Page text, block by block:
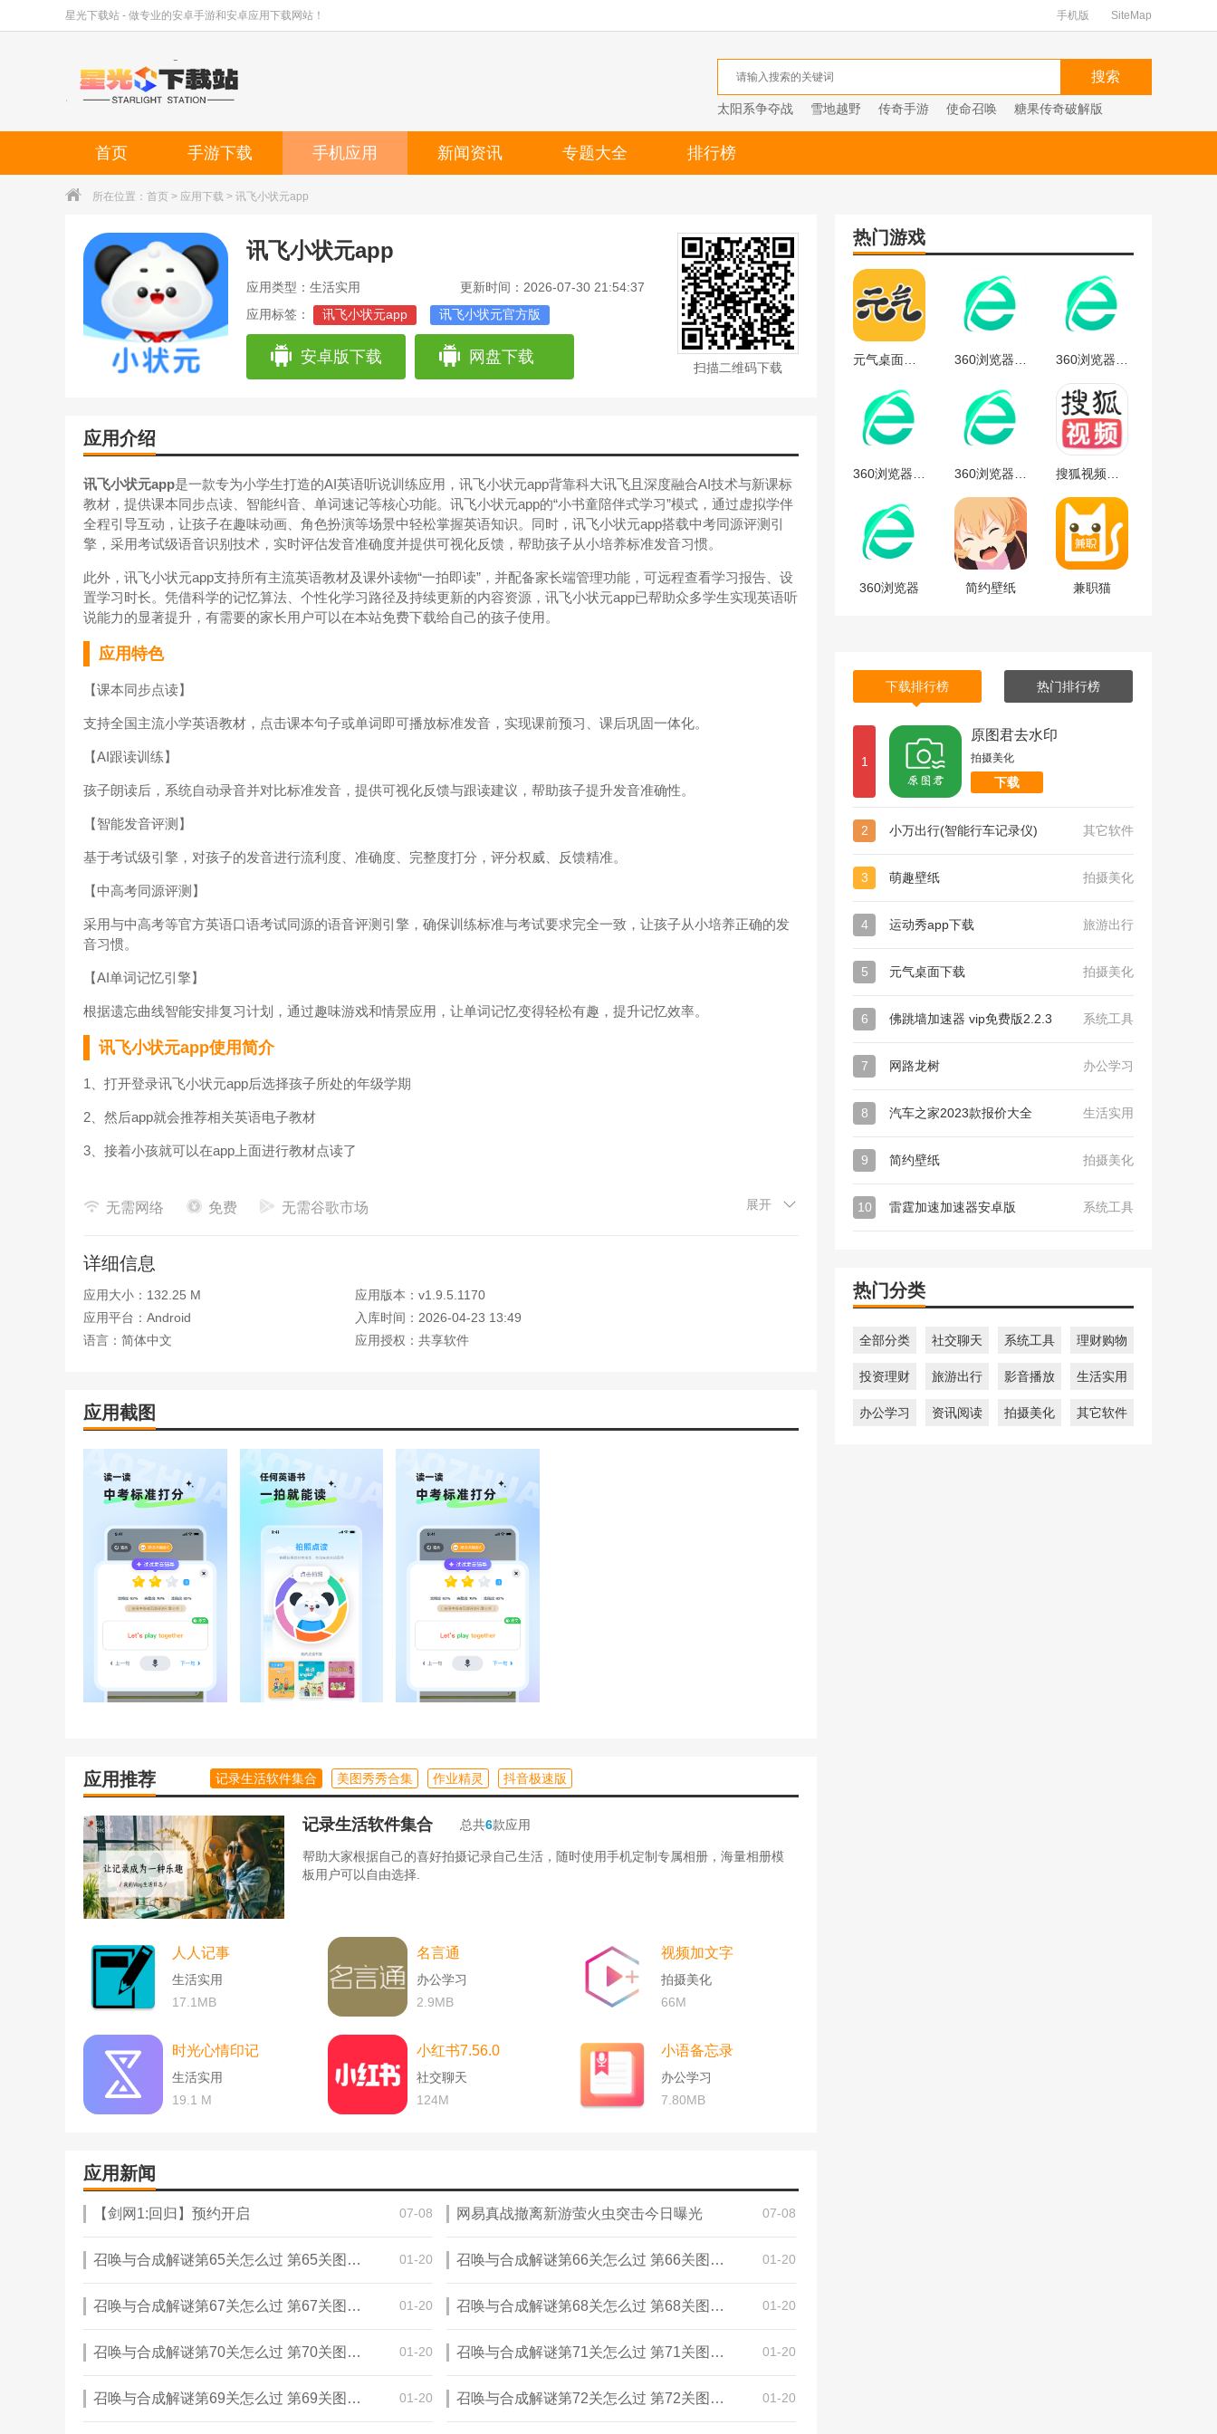
星光下载站 - 做专业的安卓手游和安卓应用下载网站！ 手机版 SiteMap
太阳系争夺战 雪地越野 传奇手游 使命召唤 糖果传奇破解版
首页 手游下载 手机应用 新闻资讯 专题大全 排行榜
所在位置： 首页 > 应用下载 > 讯飞小状元app
讯飞小状元app
应用类型：生活实用
更新时间：2026-07-30 21:54:37
应用标签：
讯飞小状元app 讯飞小状元官方版
安卓版下载 网盘下载
扫描二维码下载
应用介绍
讯飞小状元app是一款专为小学生打造的AI英语听说训练应用，讯飞小状元app背靠科大讯飞且深度融合AI技术与新课标
教材，提供课本同步点读、智能纠音、单词速记等核心功能。讯飞小状元app的“小书童陪伴式学习”模式，通过虚拟学伴
全程引导互动，让孩子在趣味动画、角色扮演等场景中轻松掌握英语知识。同时，讯飞小状元app搭载中考同源评测引
擎，采用考试级语音识别技术，实时评估发音准确度并提供可视化反馈，帮助孩子从小培养标准发音习惯。
此外，讯飞小状元app支持所有主流英语教材及课外读物“一拍即读”，并配备家长端管理功能，可远程查看学习报告、设
置学习时长。凭借科学的记忆算法、个性化学习路径及持续更新的内容资源，讯飞小状元app已帮助众多学生实现英语听
说能力的显著提升，有需要的家长用户可以在本站免费下载给自己的孩子使用。
应用特色
【课本同步点读】
支持全国主流小学英语教材，点击课本句子或单词即可播放标准发音，实现课前预习、课后巩固一体化。
【AI跟读训练】
孩子朗读后，系统自动录音并对比标准发音，提供可视化反馈与跟读建议，帮助孩子提升发音准确性。
【智能发音评测】
基于考试级引擎，对孩子的发音进行流利度、准确度、完整度打分，评分权威、反馈精准。
【中高考同源评测】
采用与中高考等官方英语口语考试同源的语音评测引擎，确保训练标准与考试要求完全一致，让孩子从小培养正确的发
音习惯。
【AI单词记忆引擎】
根据遗忘曲线智能安排复习计划，通过趣味游戏和情景应用，让单词记忆变得轻松有趣，提升记忆效率。
讯飞小状元app使用简介
1、打开登录讯飞小状元app后选择孩子所处的年级学期
2、然后app就会推荐相关英语电子教材
3、接着小孩就可以在app上面进行教材点读了
在超市、学校、家庭等真实场景中进行角色对话练习，提升孩子的实际交流能力。
2、绘本阅读与配音：
提供丰富的英语绘本图书资源，孩子可以为动画视频自主配音，创作出属于自己的专属作品，提升英语口语表达能力。
4、家长端管理功能：
5、离线学习模式：
无需担心网络问题，随时随地都能学习，满足孩子在不同场景下的学习需求。
更新日志
v1.9.5.1170版本
重磅上线平板专属版本！
大屏完美适配，界面更清晰，操作更流畅点读、跟读、背词全屏沉浸学手机平板数据互通，学习更高效立即更新体验大
屏学习新体验～
无需网络 免费 无需谷歌市场 展开
详细信息
应用大小：132.25 M
应用版本：v1.9.5.1170
应用平台：Android
入库时间：2026-04-23 13:49
语言：简体中文
应用授权：共享软件
应用截图
应用推荐 记录生活软件集合 美图秀秀合集 作业精灵 抖音极速版
记录生活软件集合 总共6款应用
帮助大家根据自己的喜好拍摄记录自己生活，随时使用手机定制专属相册，海量相册模
板用户可以自由选择.
人人记事
生活实用
17.1MB
名言通
办公学习
2.9MB
视频加文字
拍摄美化
66M
时光心情印记
生活实用
19.1 M
小红书7.56.0
社交聊天
124M
小语备忘录
办公学习
7.80MB
应用新闻
【剑网1:回归】预约开启 07-08 网易真战撤离新游萤火虫突击今日曝光 07-08
召唤与合成解谜第65关怎么过 第65关图文通关攻略 01-20 召唤与合成解谜第66关怎么过 第66关图文通关攻略 01-20
召唤与合成解谜第67关怎么过 第67关图文通关攻略 01-20 召唤与合成解谜第68关怎么过 第68关图文通关攻略 01-20
召唤与合成解谜第70关怎么过 第70关图文通关攻略 01-20 召唤与合成解谜第71关怎么过 第71关图文通关攻略 01-20
召唤与合成解谜第69关怎么过 第69关图文通关攻略 01-20 召唤与合成解谜第72关怎么过 第72关图文通关攻略 01-20
热门游戏
360浏览器 简约壁纸 兼职猫
下载排行榜 热门排行榜
1
原图君去水印
拍摄美化
下载
2 小万出行(智能行车记录仪) 其它软件
3 萌趣壁纸 拍摄美化
4 运动秀app下载 旅游出行
5 元气桌面下载 拍摄美化
6 佛跳墙加速器 vip免费版2.2.3 系统工具
7 网路龙树 办公学习
8 汽车之家2023款报价大全 生活实用
9 简约壁纸 拍摄美化
10 雷霆加速加速器安卓版 系统工具
热门分类
全部分类 社交聊天 系统工具 理财购物
投资理财 旅游出行 影音播放 生活实用
办公学习 资讯阅读 拍摄美化 其它软件